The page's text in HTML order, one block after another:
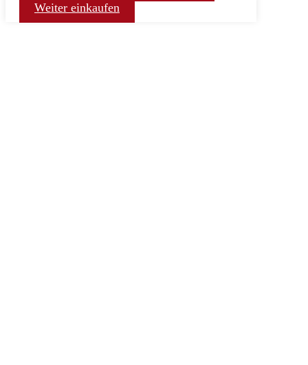
Weiter einkaufen